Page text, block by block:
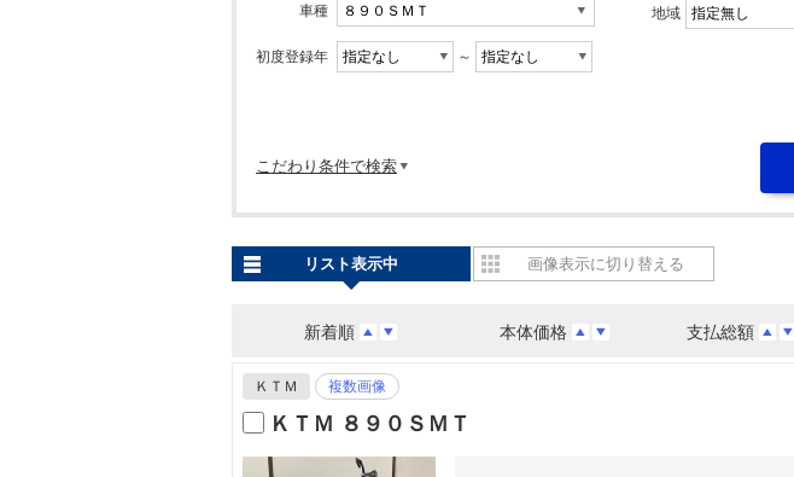
車種
初度登録年 ～
地域
こだわり条件で検索
新着順 本体価格 支払総額
リスト表示中 画像表示に切り替える
ＫＴＭ 複数画像
ＫＴＭ ８９０ＳＭＴ